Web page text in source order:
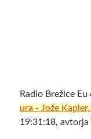
Radio Brežice
ura - Jože
19:31:18, avtorja